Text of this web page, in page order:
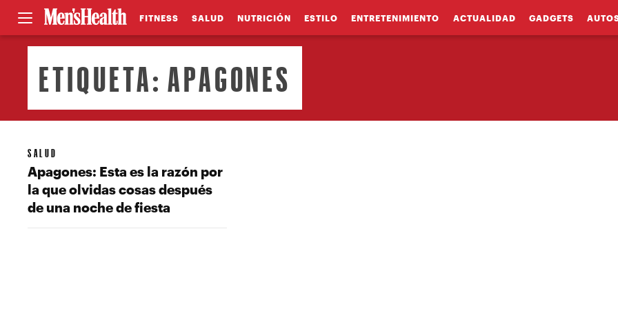
FITNESS SALUD NUTRICIÓN ESTILO ENTRETENIMIENTO ACTUALIDAD GADGETS
ETIQUETA:APAGONES
SALUD
Apagones: Esta es la razón por
la que olvidas cosas después
de una noche de fiesta